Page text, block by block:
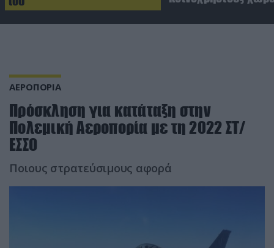
ΑΕΡΟΠΟΡΙΑ
Πρόσκληση για κατάταξη στην
Πολεμική Αεροπορία με τη 2022 ΣΤ/
ΕΣΣΟ
Ποιους στρατεύσιμους αφορά